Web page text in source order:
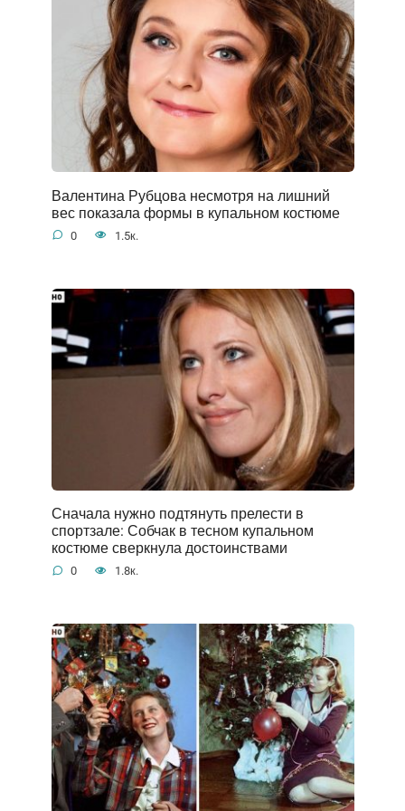
Валентина Рубцова несмотря на лишний
вес показала формы в купальном костюме
0 1.5к.
Сначала нужно подтянуть прелести в
спортзале: Собчак в тесном купальном
костюме сверкнула достоинствами
0 1.8к.